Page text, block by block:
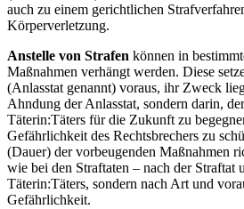
auch zu einem gerichtlichen
Körperverletzung.
Anstelle von Strafen können in
Maßnahmen verhängt werden. Diese
(Anlasstat genannt) voraus, ihr Zweck
Ahndung der Anlasstat, sondern darin,
Täterin:Täters für die Zukunft zu
Gefährlichkeit des Rechtsbrechers zu
(Dauer) der vorbeugenden Maßnahmen
wie bei den Straftaten – nach der Straftat
Täterin:Täters, sondern nach Art und
Gefährlichkeit.